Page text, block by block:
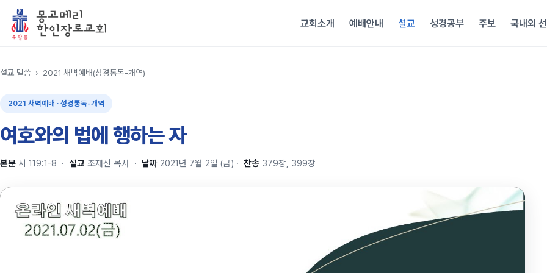
교회소개 예배안내 설교 성경공부 주보 국내외
설교 말씀 › 2021 새벽예배(성경통독-개역)
2021 새벽예배 · 성경통독-개역
여호와의 법에 행하는 자
본문 시 119:1-8 · 설교 조재선 목사 · 날짜 2021년 7월 2일 (금) · 찬송 379장, 399장